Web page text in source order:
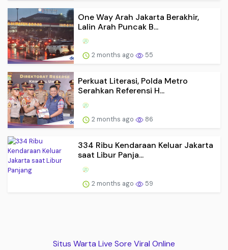
One Way Arah Jakarta Berakhir,
Lalin Arah Puncak B...
2 months ago 55
Perkuat Literasi, Polda Metro
Serahkan Referensi H...
2 months ago 86
334 Ribu Kendaraan Keluar Jakarta
saat Libur Panja...
2 months ago 59
Situs Warta Live Sore Viral Online